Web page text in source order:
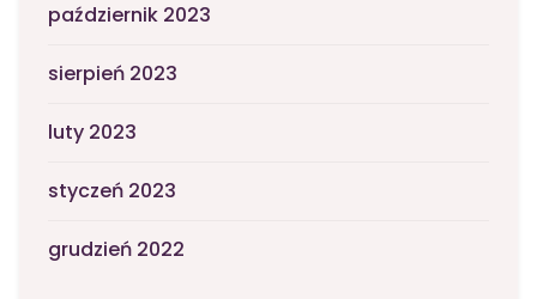
październik 2023
sierpień 2023
luty 2023
styczeń 2023
grudzień 2022